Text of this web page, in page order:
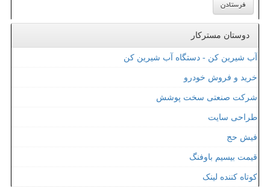
دوستان مسترکار
آب شیرین کن - دستگاه آب شیرین کن
خرید و فروش خودرو
شرکت صنعتی سخت پوشش
طراحی سایت
فیش حج
قیمت بیسیم باوفنگ
کوتاه کننده لینک